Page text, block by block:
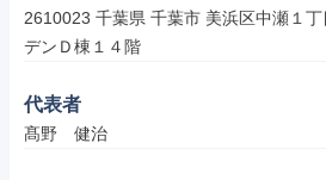
2610023 千葉県 千葉市 美浜区中瀬１
デンＤ棟１４階
代表者
髙野　健治